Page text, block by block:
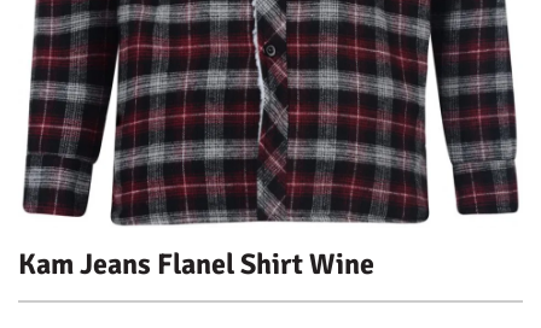
Kam Jeans Flanel Shirt Wine